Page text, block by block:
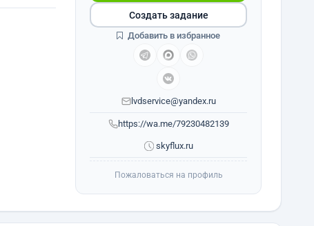
https://wa.me/79230482139
lvdservice@yandex.ru
skyflux.ru
Создать задание
Добавить в избранное
Пожаловаться на профиль